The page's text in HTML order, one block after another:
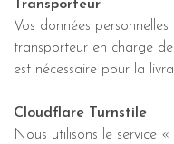
Transporteur
Vos données
transporteur en charge
est nécessaire pour la
Cloudflare Turnstile
Nous utilisons le service